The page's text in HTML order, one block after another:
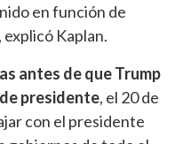
en función de
explicó Kaplan.
antes de que Trump
presidente, el 20 de
con el presidente